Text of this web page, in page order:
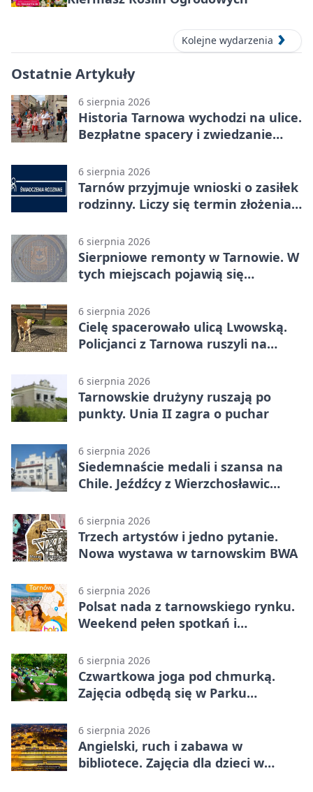
Kolejne wydarzenia
Ostatnie Artykuły
6 sierpnia 2026
Historia Tarnowa wychodzi na ulice.
Bezpłatne spacery i zwiedzanie
6 sierpnia 2026
Tarnów przyjmuje wnioski o zasiłek
rodzinny. Liczy się termin złożenia
6 sierpnia 2026
Sierpniowe remonty w Tarnowie. W
tych miejscach pojawią się
6 sierpnia 2026
Cielę spacerowało ulicą Lwowską.
Policjanci z Tarnowa ruszyli na
6 sierpnia 2026
Tarnowskie drużyny ruszają po
punkty. Unia II zagra o puchar
6 sierpnia 2026
Siedemnaście medali i szansa na
Chile. Jeźdźcy z Wierzchosławic
6 sierpnia 2026
Trzech artystów i jedno pytanie.
Nowa wystawa w tarnowskim BWA
6 sierpnia 2026
Polsat nada z tarnowskiego rynku.
Weekend pełen spotkań i
6 sierpnia 2026
Czwartkowa joga pod chmurką.
Zajęcia odbędą się w Parku
6 sierpnia 2026
Angielski, ruch i zabawa w
bibliotece. Zajęcia dla dzieci w